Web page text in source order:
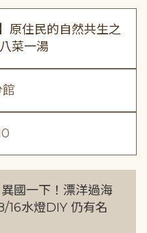
原住民的自然共生之
菜一湯
異國一下！漂洋過海
16水燈DIY 仍有名